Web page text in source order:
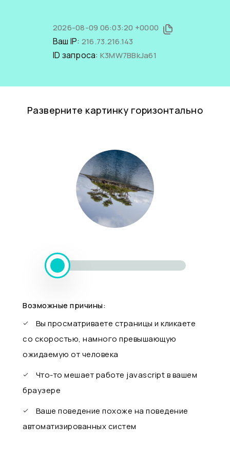
2026-08-09 06:03:20 +0000
Ваш IP: 216.73.216.143
ID запроса: K3MW7BBkJa61
Разверните картинку горизонтально
Возможные причины:
Вы просматриваете страницы и кликаете
со скоростью, намного превышающую
ожидаемую от человека
Что-то мешает работе javascript в вашем
браузере
Ваше поведение похоже на поведение
автоматизированных систем